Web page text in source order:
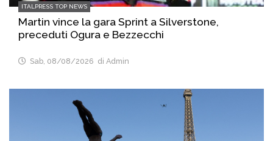
ITALPRESS TOP NEWS
Martin vince la gara Sprint a Silverstone,
preceduti Ogura e Bezzecchi
Sab, 08/08/2026 di Admin